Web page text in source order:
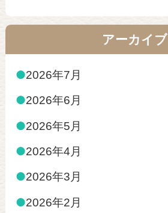
アーカイブ
●2026年7月
●2026年6月
●2026年5月
●2026年4月
●2026年3月
●2026年2月